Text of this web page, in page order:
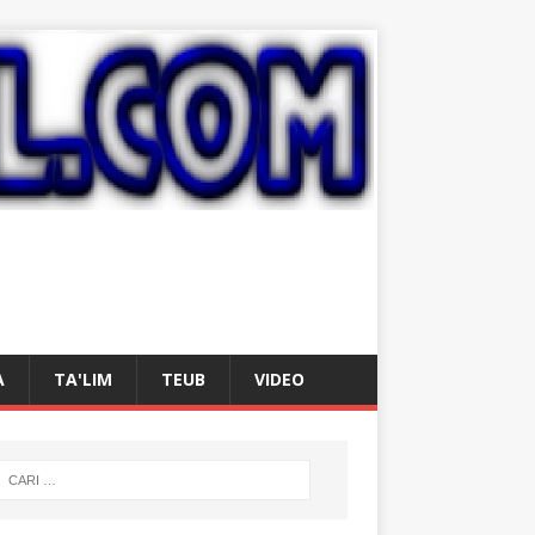
TA'LIM TEUB VIDEO